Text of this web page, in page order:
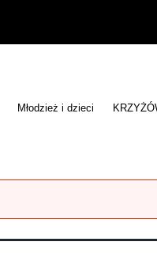
Młodzież i dzieci